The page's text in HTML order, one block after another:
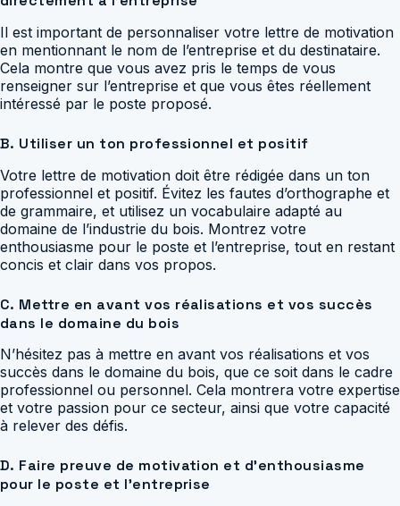
Il est important de personnaliser votre lettre de motivation
en mentionnant le nom de l’entreprise et du destinataire.
Cela montre que vous avez pris le temps de vous
renseigner sur l’entreprise et que vous êtes réellement
intéressé par le poste proposé.
B. Utiliser un ton professionnel et positif
Votre lettre de motivation doit être rédigée dans un ton
professionnel et positif. Évitez les fautes d’orthographe et
de grammaire, et utilisez un vocabulaire adapté au
domaine de l’industrie du bois. Montrez votre
enthousiasme pour le poste et l’entreprise, tout en restant
concis et clair dans vos propos.
C. Mettre en avant vos réalisations et vos succès
dans le domaine du bois
N’hésitez pas à mettre en avant vos réalisations et vos
succès dans le domaine du bois, que ce soit dans le cadre
professionnel ou personnel. Cela montrera votre expertise
et votre passion pour ce secteur, ainsi que votre capacité
à relever des défis.
D. Faire preuve de motivation et d’enthousiasme
pour le poste et l’entreprise